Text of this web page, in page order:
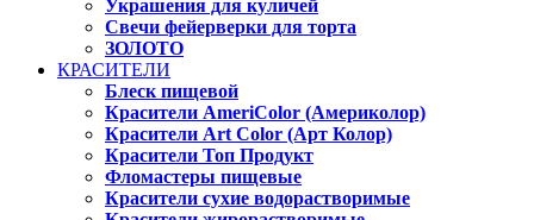
Украшения для куличей
Свечи фейерверки для торта
ЗОЛОТО
КРАСИТЕЛИ
Блеск пищевой
Красители AmeriColor (Америколор)
Красители Art Color (Арт Колор)
Красители Топ Продукт
Фломастеры пищевые
Красители сухие водорастворимые